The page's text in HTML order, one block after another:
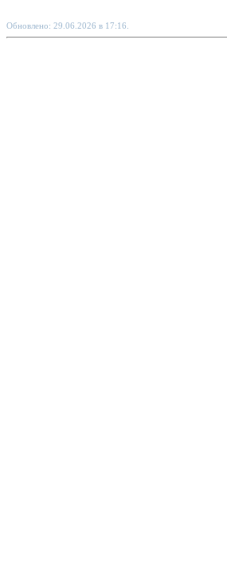
Обновлено: 29.06.2026 в 17:16.